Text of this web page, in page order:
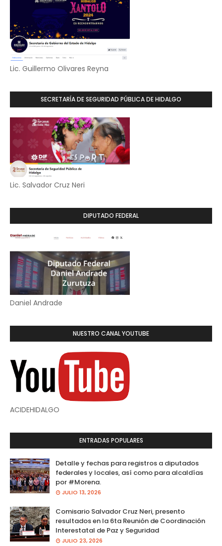
Lic. Guillermo Olivares Reyna
SECRETARÍA DE SEGURIDAD PÚBLICA DE HIDALGO
Lic. Salvador Cruz Neri
DIPUTADO FEDERAL
Daniel Andrade
NUESTRO CANAL YOUTUBE
ACIDEHIDALGO
ENTRADAS POPULARES
Detalle y fechas para registros a diputados
federales y locales, así como para alcaldías
por #Morena.
JULIO 13, 2026
Comisario Salvador Cruz Neri, presento
resultados en la 6ta Reunión de Coordinación
Interestatal de Paz y Seguridad
JULIO 23, 2026